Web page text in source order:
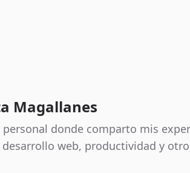
Magallanes
donde comparto mis
web, productividad y